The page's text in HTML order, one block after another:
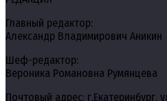
Главный редактор:
Александр Владимирович Аникин
Шеф-редактор:
Вероника Романовна Румянцева
Почтовый адрес: г.Екатеринбург,